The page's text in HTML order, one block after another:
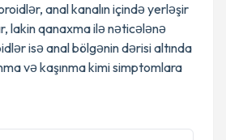
anal kanalın içində yerləşir
lakin qanaxma ilə nəticələnə
isə anal bölgənin dərisi altında
və kaşınma kimi simptomlara